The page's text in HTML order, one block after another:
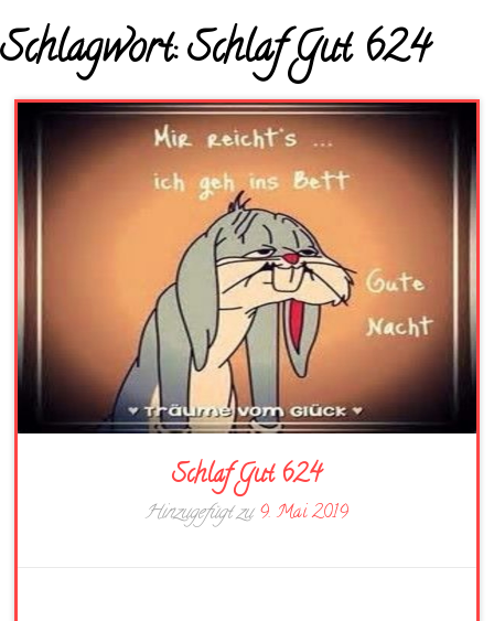
Startseite
Neue Bilder
Schlagwort:Schlaf Gut 624
Schlaf Gut 624
Hinzugefügt zu9. Mai 2019